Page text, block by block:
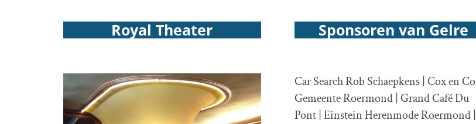
Royal Theater Sponsoren van Gelre
Car Search Rob Schaepkens | Cox en Co |
Gemeente Roermond | Grand Café Du
Pont | Einstein Herenmode Roermond |